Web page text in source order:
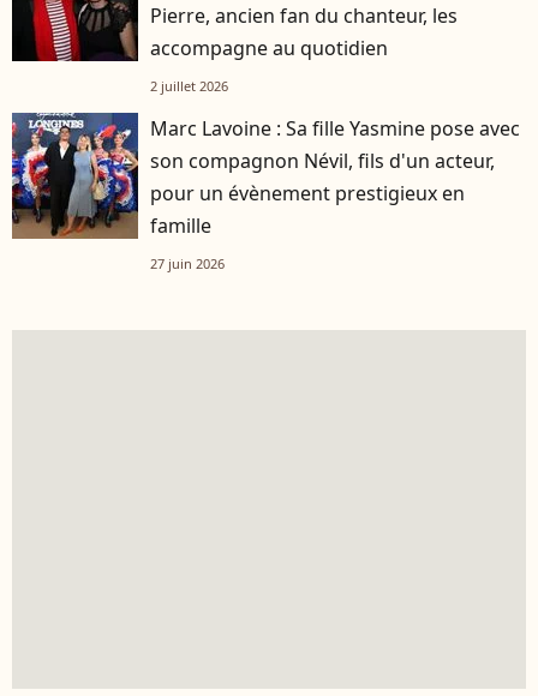
Pierre, ancien fan du chanteur, les
accompagne au quotidien
2 juillet 2026
Marc Lavoine : Sa fille Yasmine pose avec
son compagnon Névil, fils d'un acteur,
pour un évènement prestigieux en
famille
27 juin 2026